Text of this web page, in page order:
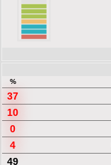
%
37
10
0
4
49